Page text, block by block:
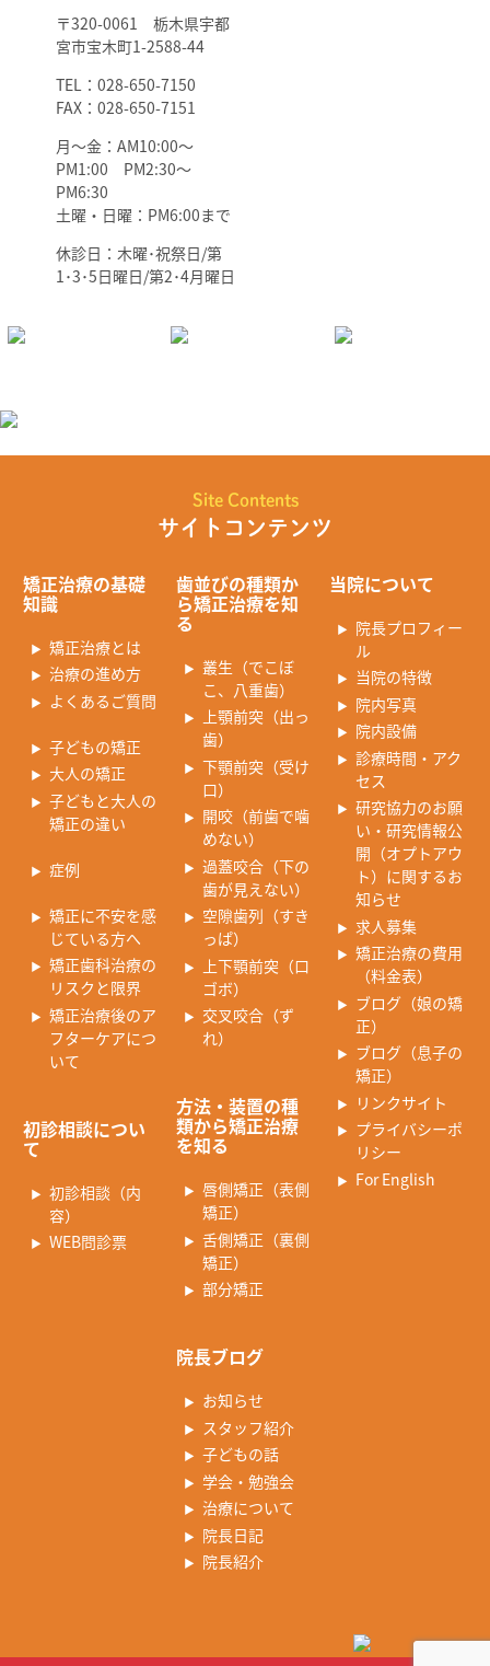
〒320-0061 栃木県宇都
宮市宝木町1-2588-44
TEL：028-650-7150
FAX：028-650-7151
月～金：AM10:00～
PM1:00 PM2:30～
PM6:30
土曜・日曜：PM6:00まで
休診日：木曜･祝祭日/第
1･3･5日曜日/第2･4月曜日
Site Contents
サイトコンテンツ
矯正治療の基礎
知識
矯正治療とは
治療の進め方
よくあるご質問
子どもの矯正
大人の矯正
子どもと大人の
矯正の違い
症例
矯正に不安を感
じている方へ
矯正歯科治療の
リスクと限界
矯正治療後のア
フターケアにつ
いて
初診相談につい
て
初診相談（内
容）
WEB問診票
歯並びの種類か
ら矯正治療を知
る
叢生（でこぼ
こ、八重歯）
上顎前突（出っ
歯）
下顎前突（受け
口）
開咬（前歯で噛
めない）
過蓋咬合（下の
歯が見えない）
空隙歯列（すき
っぱ）
上下顎前突（口
ゴボ）
交叉咬合（ず
れ）
方法・装置の種
類から矯正治療
を知る
唇側矯正（表側
矯正）
舌側矯正（裏側
矯正）
部分矯正
院長ブログ
お知らせ
スタッフ紹介
子どもの話
学会・勉強会
治療について
院長日記
院長紹介
当院について
院長プロフィー
ル
当院の特徴
院内写真
院内設備
診療時間・アク
セス
研究協力のお願
い・研究情報公
開（オプトアウ
ト）に関するお
知らせ
求人募集
矯正治療の費用
（料金表）
ブログ（娘の矯
正）
ブログ（息子の
矯正）
リンクサイト
プライバシーポ
リシー
For English